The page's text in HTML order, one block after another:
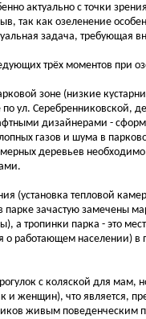
актуально с точки
так как озеленение
задача, требующая
трёх моментов при
зоне (низкие
ул. Серебренниковской,
дизайнерами -
газов и шума в
деревьев
(установка тепловой
парке зачастую замечены
а тропинки парка - это
о работающем населении) в
с коляской для мам,
и женщин), что является,
живым поведенческим